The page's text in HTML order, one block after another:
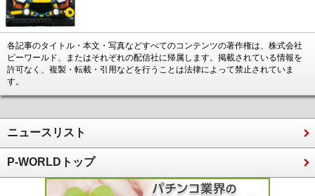
各記事のタイトル・本文・写真などすべてのコンテンツの著作権は、株式会社
ピーワールド、またはそれぞれの配信社に帰属します。掲載されている情報を
許可なく、複製・転載・引用などを行うことは法律によって禁止されていま
す。
ニュースリスト
P-WORLDトップ